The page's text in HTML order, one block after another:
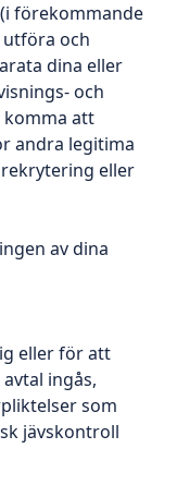
förekommande
och
dina eller
och
komma att
andra legitima
eller
av dina
eller för att
ingås,
som
jävskontroll